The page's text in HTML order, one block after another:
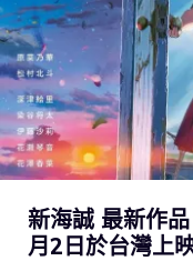
新海誠 最新作
月2日於台灣上